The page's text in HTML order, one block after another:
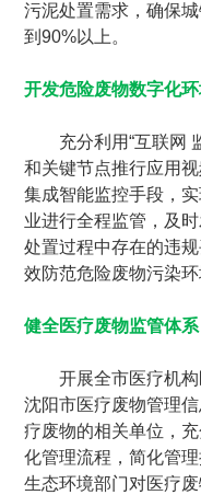
污泥处置需求，确保
到90%以上。
开发危险废物数字化
充分利用“互联网 监
和关键节点推行应用
集成智能监控手段，
业进行全程监管，及
处置过程中存在的违
效防范危险废物污染环
健全医疗废物监管体系
开展全市医疗机构
沈阳市医疗废物管理
疗废物的相关单位，
化管理流程，简化管
生态环境部门对医疗